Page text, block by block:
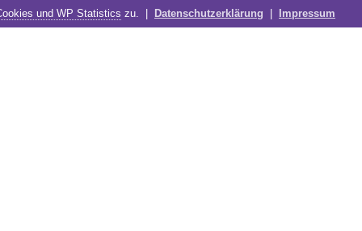
und WP Statistics zu. | Datenschutzerklärung Impressum